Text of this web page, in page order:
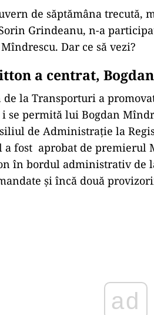
de săptămâna trecută,
Grindeanu, n-a
Dar ce să vezi?
a centrat,
la Transporturi a
i se permită lui Bogdan
de Administrație la
fost aprobat de premierul
în bordul administrativ de
și încă două